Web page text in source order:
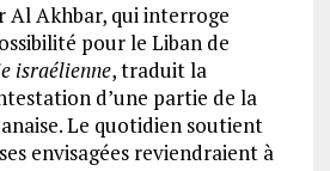
Akhbar, qui interroge
pour le Liban de
israélienne, traduit la
d’une partie de la
Le quotidien soutient
envisagées reviendraient à